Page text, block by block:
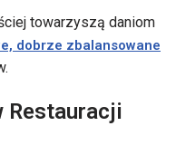
towarzyszą daniom
dobrze zbalansowane
Restauracji